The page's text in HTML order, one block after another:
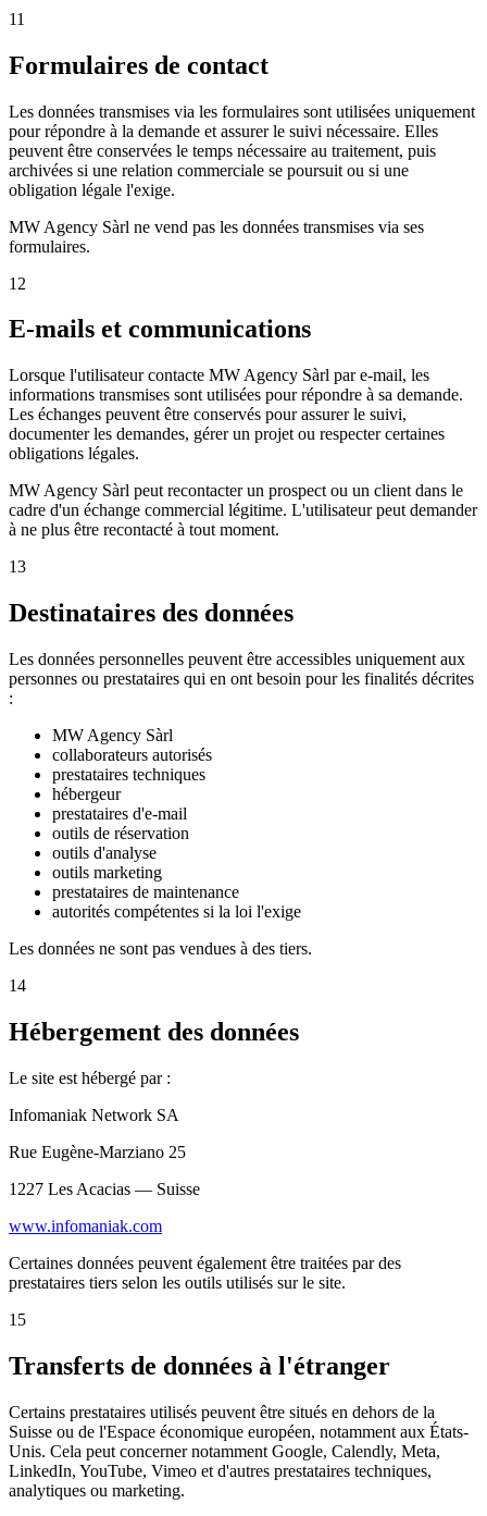
11
Formulaires de contact
Les données transmises via les formulaires sont utilisées uniquement
pour répondre à la demande et assurer le suivi nécessaire. Elles
peuvent être conservées le temps nécessaire au traitement, puis
archivées si une relation commerciale se poursuit ou si une
obligation légale l'exige.
MW Agency Sàrl ne vend pas les données transmises via ses
formulaires.
12
E-mails et communications
Lorsque l'utilisateur contacte MW Agency Sàrl par e-mail, les
informations transmises sont utilisées pour répondre à sa demande.
Les échanges peuvent être conservés pour assurer le suivi,
documenter les demandes, gérer un projet ou respecter certaines
obligations légales.
MW Agency Sàrl peut recontacter un prospect ou un client dans le
cadre d'un échange commercial légitime. L'utilisateur peut demander
à ne plus être recontacté à tout moment.
13
Destinataires des données
Les données personnelles peuvent être accessibles uniquement aux
personnes ou prestataires qui en ont besoin pour les finalités décrites
:
MW Agency Sàrl
collaborateurs autorisés
prestataires techniques
hébergeur
prestataires d'e-mail
outils de réservation
outils d'analyse
outils marketing
prestataires de maintenance
autorités compétentes si la loi l'exige
Les données ne sont pas vendues à des tiers.
14
Hébergement des données
Le site est hébergé par :
Infomaniak Network SA
Rue Eugène-Marziano 25
1227 Les Acacias — Suisse
www.infomaniak.com
Certaines données peuvent également être traitées par des
prestataires tiers selon les outils utilisés sur le site.
15
Transferts de données à l'étranger
Certains prestataires utilisés peuvent être situés en dehors de la
Suisse ou de l'Espace économique européen, notamment aux États-
Unis. Cela peut concerner notamment Google, Calendly, Meta,
LinkedIn, YouTube, Vimeo et d'autres prestataires techniques,
analytiques ou marketing.